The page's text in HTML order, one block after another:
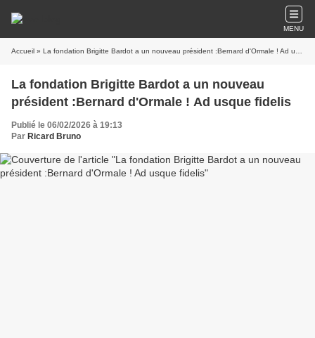
MENU
Accueil » La fondation Brigitte Bardot a un nouveau président :Bernard d'Ormale ! Ad usque fidelis
La fondation Brigitte Bardot a un nouveau
président :Bernard d'Ormale ! Ad usque fidelis
Publié le 06/02/2026 à 19:13
Par Ricard Bruno